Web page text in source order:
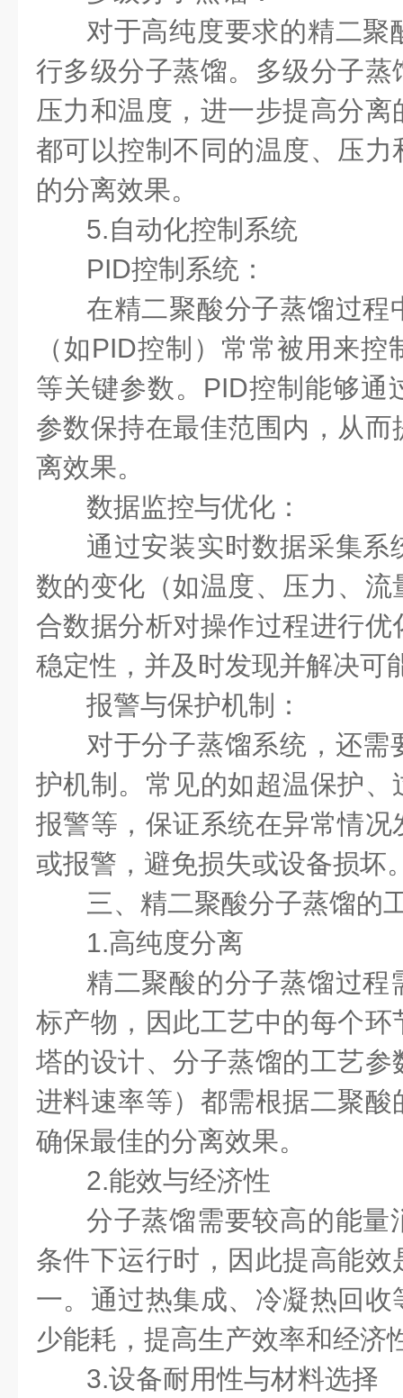
对于高纯度要求的精二聚
行多级分子蒸馏。多级分子
压力和温度，进一步提高分
都可以控制不同的温度、压
的分离效果。
5.自动化控制系统
PID控制系统：
在精二聚酸分子蒸馏过程
（如PID控制）常常被用来
等关键参数。PID控制能够通
参数保持在最佳范围内，从
离效果。
数据监控与优化：
通过安装实时数据采集系
数的变化（如温度、压力、
合数据分析对操作过程进行
稳定性，并及时发现并解决
报警与保护机制：
对于分子蒸馏系统，还需
护机制。常见的如超温保护
报警等，保证系统在异常情
或报警，避免损失或设备损
三、精二聚酸分子蒸馏的
1.高纯度分离
精二聚酸的分子蒸馏过程
标产物，因此工艺中的每个
塔的设计、分子蒸馏的工艺
进料速率等）都需根据二聚
确保最佳的分离效果。
2.能效与经济性
分子蒸馏需要较高的能量
条件下运行时，因此提高能
一。通过热集成、冷凝热回
少能耗，提高生产效率和经
3.设备耐用性与材料选择